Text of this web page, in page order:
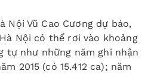
Nội Vũ Cao Cương dự báo,
Nội có thể rơi vào khoảng
tự như những năm ghi nhận
2015 (có 15.412 ca); năm